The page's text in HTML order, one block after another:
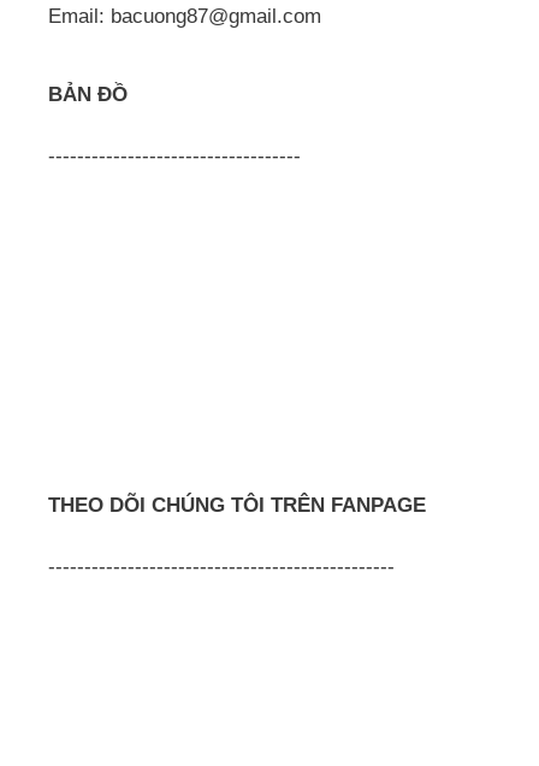
Email: bacuong87@gmail.com
BẢN ĐỒ
-----------------------------------
THEO DÕI CHÚNG TÔI TRÊN FANPAGE
------------------------------------------------